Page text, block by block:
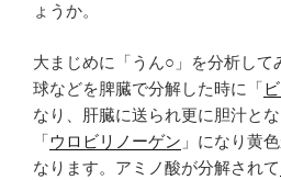
ょうか。
大まじめに「うん○」を分析して
球などを脾臓で分解した時に「
なり、肝臓に送られ更に胆汁と
「ウロビリノーゲン 」になり黄
なります。アミノ酸が分解されて